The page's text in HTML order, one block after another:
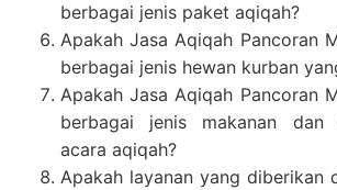
berbagai jenis paket aqiqah?
Apakah Jasa Aqiqah Pancoran
berbagai jenis hewan kurban
Apakah Jasa Aqiqah Pancoran
berbagai jenis makanan dan
acara aqiqah?
Apakah layanan yang diberikan